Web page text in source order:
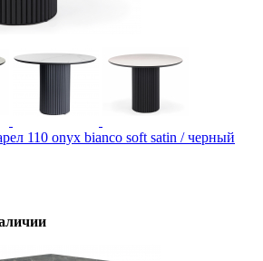
110 onyx bianco soft satin / черный